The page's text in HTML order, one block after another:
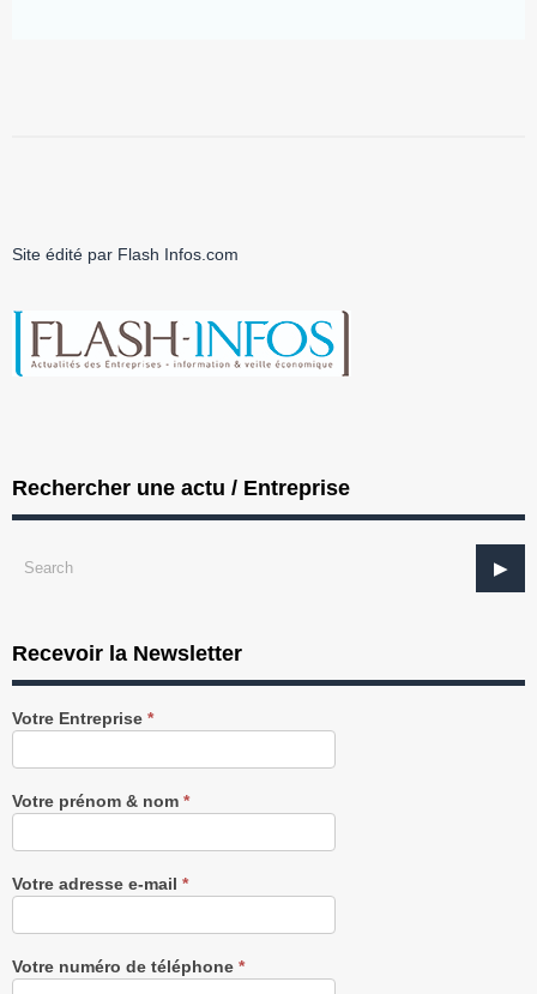
Site édité par Flash Infos.com
Rechercher une actu / Entreprise
Recevoir la Newsletter
Recevez
notre
gratuitement
Votre Entreprise *
Votre prénom & nom *
Votre adresse e-mail *
Votre numéro de téléphone *